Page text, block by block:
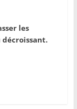
les
décroissant.